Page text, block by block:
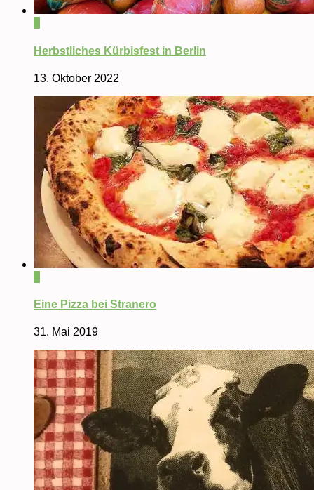
Herbstliches Kürbisfest in Berlin
13. Oktober 2022
Eine Pizza bei Stranero
31. Mai 2019